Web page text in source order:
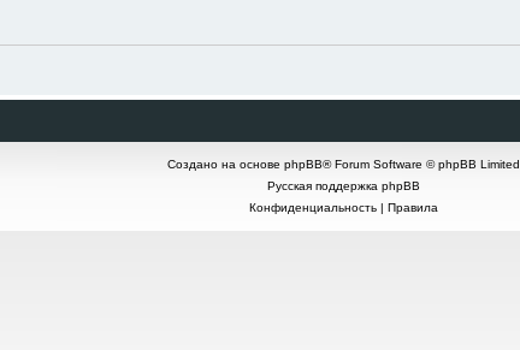
Создано на основе phpBB® Forum Software © phpBB Limited
Русская поддержка phpBB
Конфиденциальность| Правила